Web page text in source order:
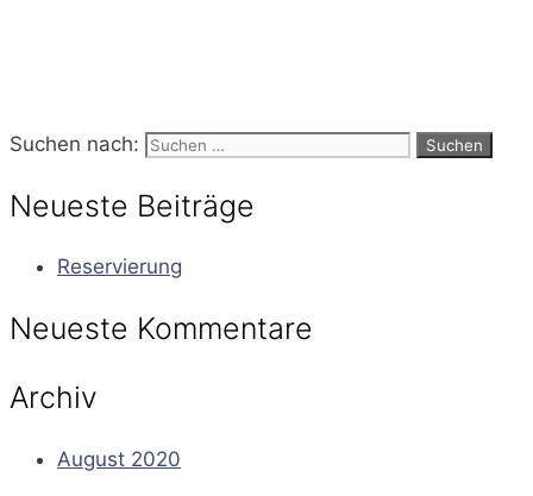
Suchen nach:
Neueste Beiträge
Reservierung
Neueste Kommentare
Archiv
August 2020